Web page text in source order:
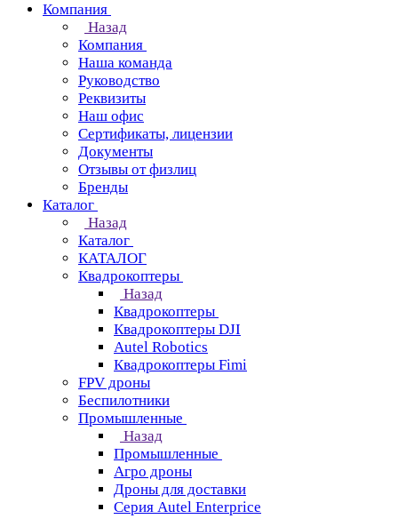
Компания
Назад
Компания
Наша команда
Руководство
Реквизиты
Наш офис
Сертификаты, лицензии
Документы
Отзывы от физлиц
Бренды
Каталог
Назад
Каталог
КАТАЛОГ
Квадрокоптеры
Назад
Квадрокоптеры
Квадрокоптеры DJI
Autel Robotics
Квадрокоптеры Fimi
FPV дроны
Беспилотники
Промышленные
Назад
Промышленные
Агро дроны
Дроны для доставки
Серия Autel Enterprice